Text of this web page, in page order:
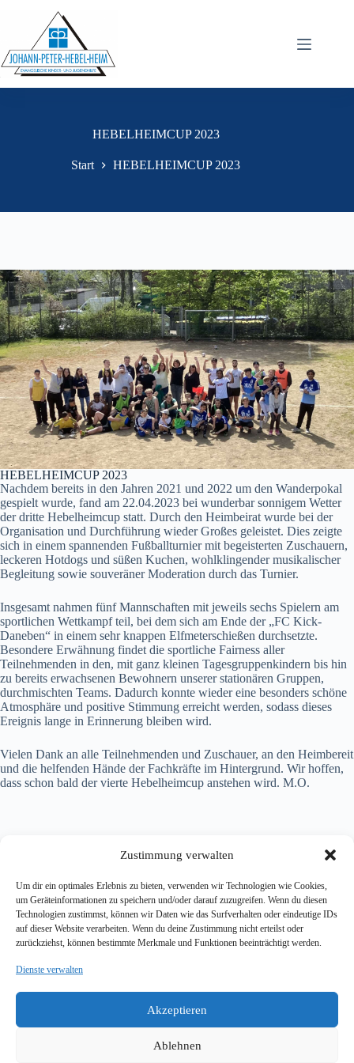
Zustimmung verwalten
Um dir ein optimales Erlebnis zu bieten, verwenden wir Technologien wie Cookies,
um Geräteinformationen zu speichern und/oder darauf zuzugreifen. Wenn du diesen
Technologien zustimmst, können wir Daten wie das Surfverhalten oder eindeutige IDs
auf dieser Website verarbeiten. Wenn du deine Zustimmung nicht erteilst oder
zurückziehst, können bestimmte Merkmale und Funktionen beeinträchtigt werden.
Dienste verwalten
Akzeptieren
Ablehnen
HEBELHEIMCUP 2023
Start HEBELHEIMCUP 2023
HEBELHEIMCUP 2023
Nachdem bereits in den Jahren 2021 und 2022 um den Wanderpokal
gespielt wurde, fand am 22.04.2023 bei wunderbar sonnigem Wetter
der dritte Hebelheimcup statt. Durch den Heimbeirat wurde bei der
Organisation und Durchführung wieder Großes geleistet. Dies zeigte
sich in einem spannenden Fußballturnier mit begeisterten Zuschauern,
leckeren Hotdogs und süßen Kuchen, wohlklingender musikalischer
Begleitung sowie souveräner Moderation durch das Turnier.
Insgesamt nahmen fünf Mannschaften mit jeweils sechs Spielern am
sportlichen Wettkampf teil, bei dem sich am Ende der „FC Kick-
Daneben“ in einem sehr knappen Elfmeterschießen durchsetzte.
Besondere Erwähnung findet die sportliche Fairness aller
Teilnehmenden in den, mit ganz kleinen Tagesgruppenkindern bis hin
zu bereits erwachsenen Bewohnern unserer stationären Gruppen,
durchmischten Teams. Dadurch konnte wieder eine besonders schöne
Atmosphäre und positive Stimmung erreicht werden, sodass dieses
Ereignis lange in Erinnerung bleiben wird.
Vielen Dank an alle Teilnehmenden und Zuschauer, an den Heimbereit
und die helfenden Hände der Fachkräfte im Hintergrund. Wir hoffen,
dass schon bald der vierte Hebelheimcup anstehen wird. M.O.
Johann-Peter-Hebel-Heim
Evangelische Kinder- und Jugendhilfeeinrichtung
68305 MANNHEIM
E-Mail |info@hebelheim.de